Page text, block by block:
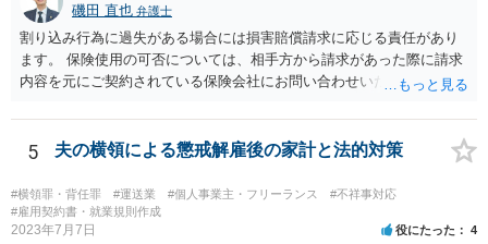
磯田 直也 弁護士
割り込み行為に過失がある場合には損害賠償請求に応じる責任があり
ます。 保険使用の可否については、相手方から請求があった際に請求
内容を元にご契約されている保険会社にお問い合わせいただく必要が
5 夫の横領による懲戒解雇後の家計と法的対策
#横領罪・背任罪 #運送業 #個人事業主・フリーランス
#不祥事対応
#雇用契約書・就業規則作成
2023年7月7日 役にたった 4